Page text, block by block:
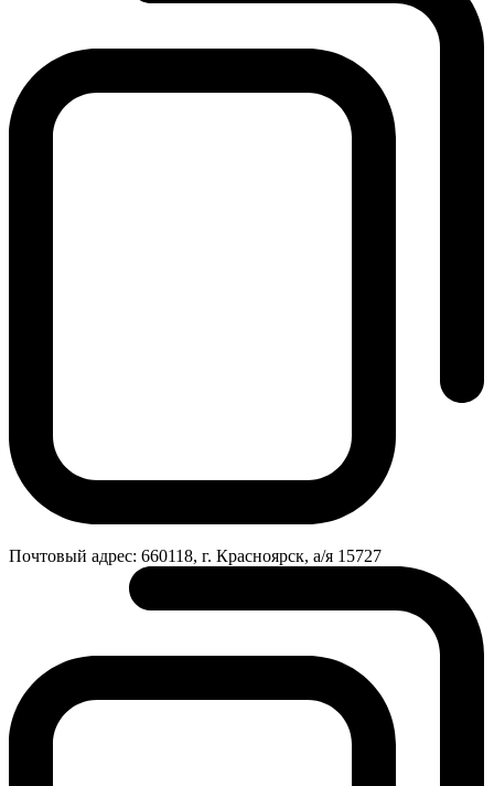
Почтовый адрес: 660118, г. Красноярск, а/я 15727